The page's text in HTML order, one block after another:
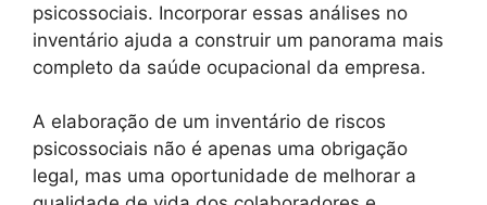
psicossociais. Incorporar essas análises no
inventário ajuda a construir um panorama mais
completo da saúde ocupacional da empresa.
A elaboração de um inventário de riscos
psicossociais não é apenas uma obrigação
legal, mas uma oportunidade de melhorar a